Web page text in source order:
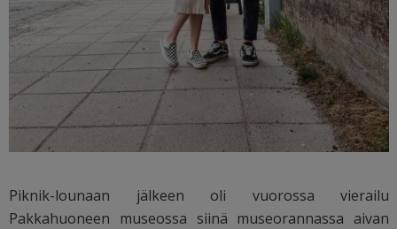
Piknik-lounaan jälkeen oli vuorossa vierailu
Pakkahuoneen museossa siinä museorannassa aivan